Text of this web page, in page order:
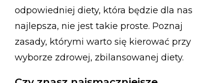
odpowiedniej diety, która będzie dla nas
najlepsza, nie jest takie proste. Poznaj
zasady, którymi warto się kierować przy
wyborze zdrowej, zbilansowanej diety.